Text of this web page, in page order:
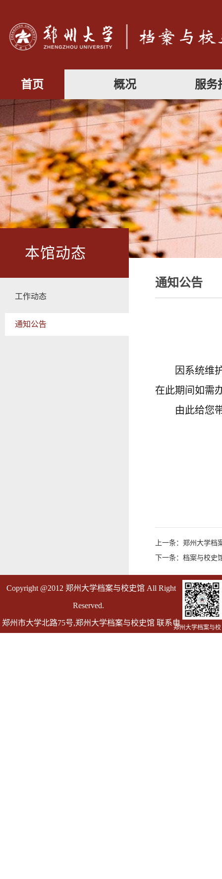
首页 概况 服务
本馆动态
工作动态
通知公告
通知公告
因系统维
在此期间如需
由此给您
上一条：郑州大学
下一条：档案与校史
Copyright @2012 郑州大学档案与校史馆 All Right
Reserved.
郑州市大学北路75号,郑州大学档案与校史馆 联系电
郑州大学档案与校